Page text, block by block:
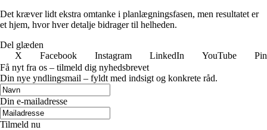
Det kræver lidt ekstra omtanke i planlægningsfasen, men resultatet er
et hjem, hvor hver detalje bidrager til helheden.
Del glæden
X
Facebook Instagram LinkedIn YouTube
Få nyt fra os – tilmeld dig nyhedsbrevet
Din nye yndlingsmail – fyldt med indsigt og konkrete råd.
Din e-mailadresse
Tilmeld nu